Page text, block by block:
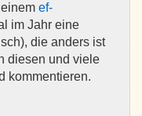
ef-
im Jahr eine
die anders ist
diesen und viele
kommentieren.